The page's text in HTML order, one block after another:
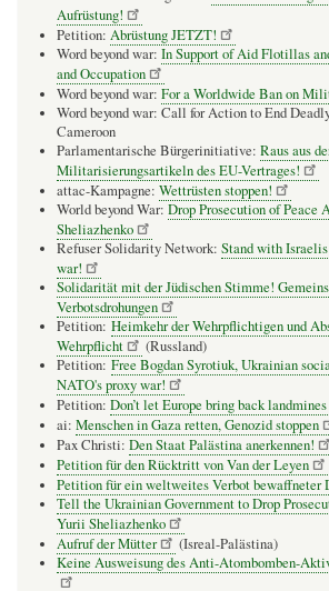
Aufrüstung!
Petition: Abrüstung JETZT!
Word beyond war: In Support of Aid Flotillas
and Occupation
Word beyond war: For a Worldwide Ban on
Word beyond war: Call for Action to End
Cameroon
Parlamentarische Bürgerinitiative: Raus aus
Militarisierungsartikeln des EU-Vertrages!
attac-Kampagne: Wettrüsten stoppen!
World beyond War: Drop Prosecution of Peace
Sheliazhenko
Refuser Solidarity Network: Stand with
war!
Solidarität mit der Jüdischen Stimme!
Verbotsdrohungen
Petition: Heimkehr der Wehrpflichtigen und
Wehrpflicht
(Russland)
Petition: Free Bogdan Syrotiuk, Ukrainian
NATO's proxy war!
Petition: Don’t let Europe bring back landmines
ai: Menschen in Gaza retten, Genozid stoppen
Pax Christi: Den Staat Palästina anerkennen!
Petition für den Rücktritt von Van der Leyen
Petition für ein weltweites Verbot bewaffneter
Tell the Ukrainian Government to Drop
Yurii Sheliazhenko
Aufruf der Mütter
(Isreal-Palästina)
Keine Ausweisung des Anti-Atombomben-